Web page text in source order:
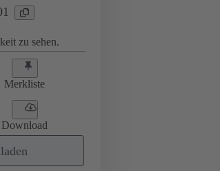
zu sehen.
Merkliste
Download